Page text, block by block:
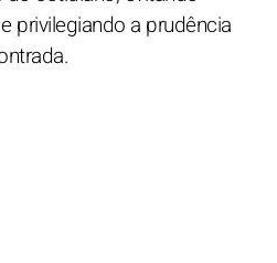
privilegiando a prudência